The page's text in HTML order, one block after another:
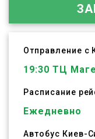
Отправление с
19:30 ТЦ
Расписание
Ежедневно
Автобус Киев-